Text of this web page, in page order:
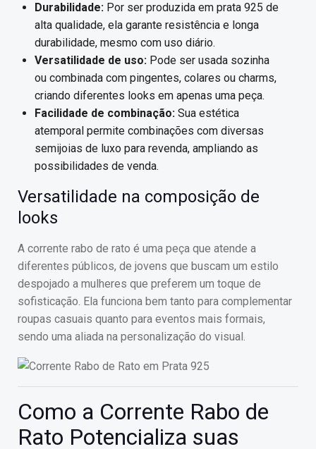
Durabilidade: Por ser produzida em prata 925 de
alta qualidade, ela garante resistência e longa
durabilidade, mesmo com uso diário.
Versatilidade de uso: Pode ser usada sozinha
ou combinada com pingentes, colares ou charms,
criando diferentes looks em apenas uma peça.
Facilidade de combinação: Sua estética
atemporal permite combinações com diversas
semijoias de luxo para revenda, ampliando as
possibilidades de venda.
Versatilidade na composição de
looks
A corrente rabo de rato é uma peça que atende a
diferentes públicos, de jovens que buscam um estilo
despojado a mulheres que preferem um toque de
sofisticação. Ela funciona bem tanto para complementar
roupas casuais quanto para eventos mais formais,
sendo uma aliada na personalização do visual.
Como a Corrente Rabo de
Rato Potencializa suas